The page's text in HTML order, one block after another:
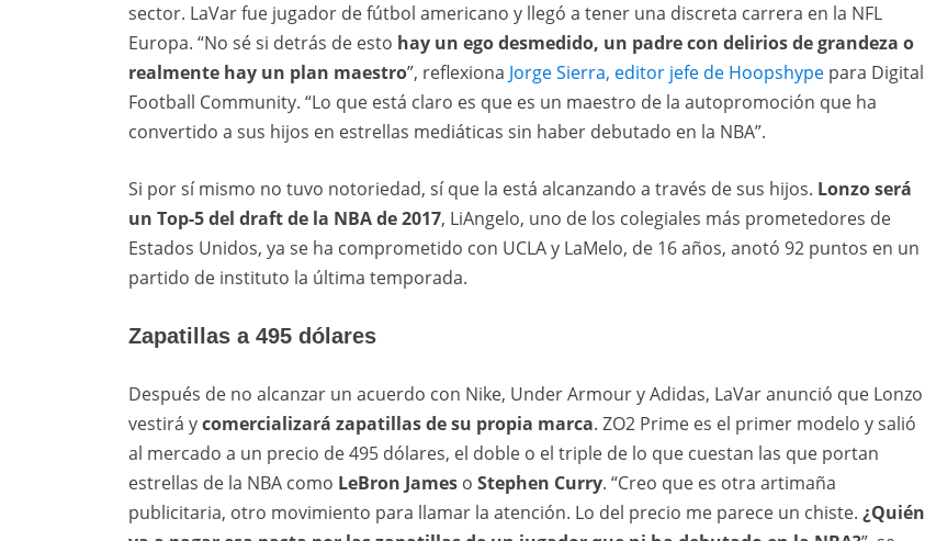
sector. LaVar fue jugador de fútbol americano y llegó a tener una discreta carrera en la NFL
Europa. “No sé si detrás de esto hay un ego desmedido, un padre con delirios de grandeza o
realmente hay un plan maestro”, reflexiona Jorge Sierra, editor jefe de Hoopshype para Digital
Football Community. “Lo que está claro es que es un maestro de la autopromoción que ha
convertido a sus hijos en estrellas mediáticas sin haber debutado en la NBA”.
Si por sí mismo no tuvo notoriedad, sí que la está alcanzando a través de sus hijos. Lonzo será
un Top-5 del draft de la NBA de 2017, LiAngelo, uno de los colegiales más prometedores de
Estados Unidos, ya se ha comprometido con UCLA y LaMelo, de 16 años, anotó 92 puntos en un
partido de instituto la última temporada.
Zapatillas a 495 dólares
Después de no alcanzar un acuerdo con Nike, Under Armour y Adidas, LaVar anunció que Lonzo
vestirá ycomercializará zapatillas de su propia marca. ZO2 Prime es el primer modelo y salió
al mercado a un precio de 495 dólares, el doble o el triple de lo que cuestan las que portan
estrellas de la NBA como LeBron James o Stephen Curry. “Creo que es otra artimaña
publicitaria, otro movimiento para llamar la atención. Lo del precio me parece un chiste. ¿Quién